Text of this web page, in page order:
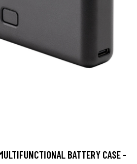
BATTERY CASE -